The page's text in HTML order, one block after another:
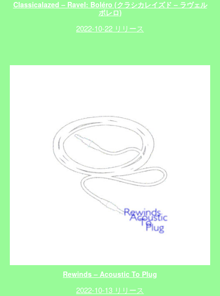
Classicalazed – Ravel: Boléro (クラシカレイズド – ラヴェル
ボレロ)
2022-10-22 リリース
Rewinds – Acoustic To Plug
2022-10-13 リリース